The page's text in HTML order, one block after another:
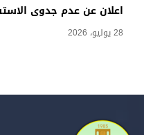
اعلان عن عدم جدوى
28 يوليو، 2026